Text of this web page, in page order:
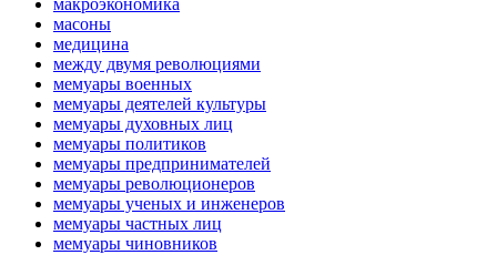
макроэкономика
масоны
медицина
между двумя революциями
мемуары военных
мемуары деятелей культуры
мемуары духовных лиц
мемуары политиков
мемуары предпринимателей
мемуары революционеров
мемуары ученых и инженеров
мемуары частных лиц
мемуары чиновников